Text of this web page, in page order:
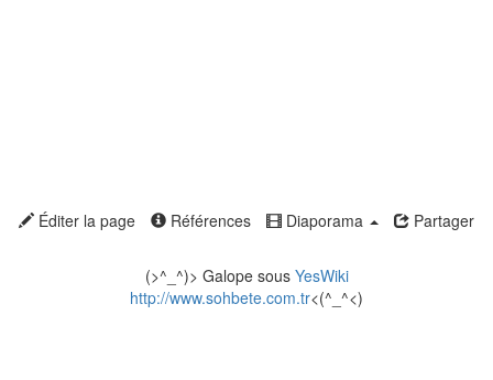
Éditer la page Références Diaporama Partager
(>^_^)> Galope sous YesWiki
http://www.sohbete.com.tr<(^_^<)